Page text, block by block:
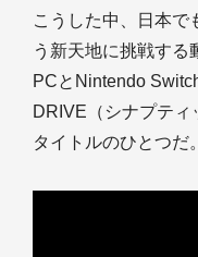
こうした中、日本で
う新天地に挑戦する
PCとNintendo
DRIVE（シナプティ
タイトルのひとつだ。